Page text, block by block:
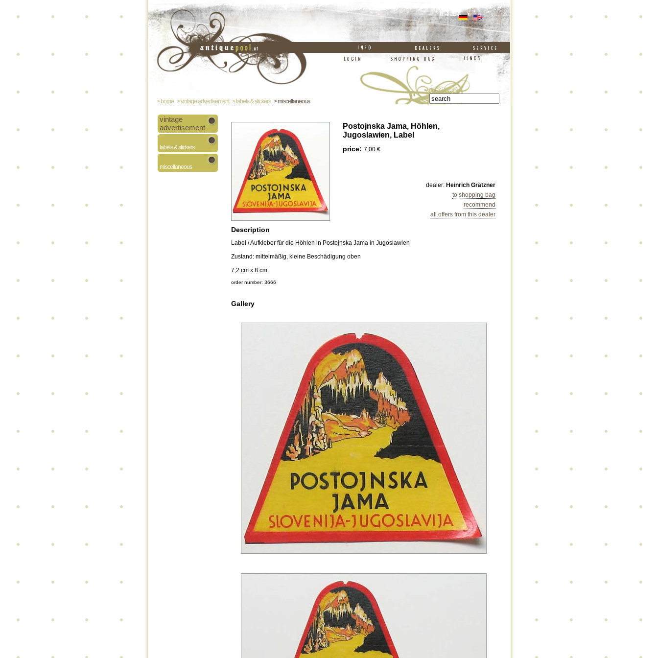
> home > vintage advertisement > labels & stickers> miscellaneous
vintage
advertisement
labels & stickers
miscellaneous
Postojnska Jama, Höhlen,
Jugoslawien, Label
price: 7,00 €
recommend
to shopping bag
dealer: Heinrich Grätzner
all offers from this dealer
Description
Label / Aufkleber für die Höhlen in Postojnska Jama in Jugoslawien
Zustand: mittelmäßig, kleine Beschädigung oben
7,2 cm x 8 cm
order number: 3666
Gallery